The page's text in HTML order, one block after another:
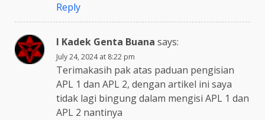
Reply
I Kadek Genta Buana says:
July 24, 2024 at 8:22 pm
Terimakasih pak atas paduan pengisian
APL 1 dan APL 2, dengan artikel ini saya
tidak lagi bingung dalam mengisi APL 1 dan
APL 2 nantinya